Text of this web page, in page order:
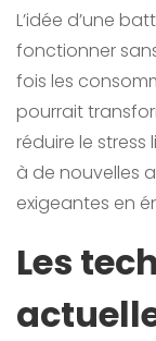
L’idée d’une
fonctionner
fois les
pourrait
réduire le
à de nouvelles
exigeantes en
Les